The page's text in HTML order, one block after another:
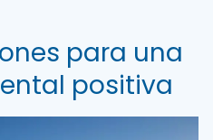
para una
positiva